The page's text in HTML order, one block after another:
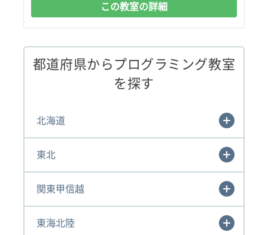
この教室の詳細
都道府県からプログラミング教室
を探す
北海道
東北
関東甲信越
東海北陸